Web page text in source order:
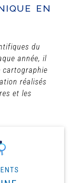
en
du
année, il
réalisés
et les